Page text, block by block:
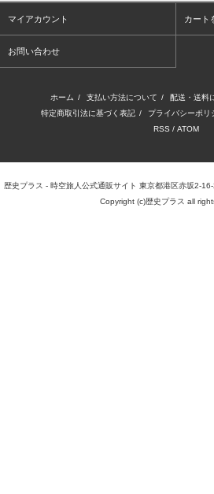
マイアカウント カート
お問い合わせ
ホーム / 支払い方法について / 配送・送料
特定商取引法に基づく表記 / プライバシーポリ
RSS / ATOM
歴史プラス - 時空旅人公式通販サイト 東京都港区赤坂2-
Copyright (c)歴史プラス all